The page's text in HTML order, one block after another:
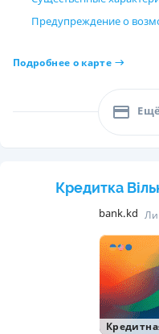
Предупреждение о
Подробнее о карте
Кредитка
bank.kd